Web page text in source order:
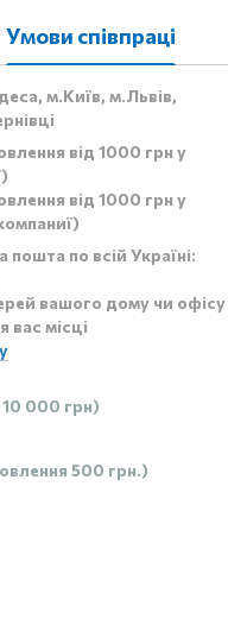
Умови співпраці
м.Київ, м.Львів,
від 1000 грн у
від 1000 грн у
по всій Україні:
вашого дому чи офісу
місці
000 грн)
500 грн.)